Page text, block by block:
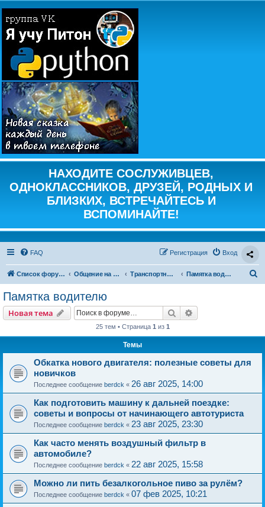
НАХОДИТЕ СОСЛУЖИВЦЕВ,
ОДНОКЛАССНИКОВ, ДРУЗЕЙ, РОДНЫХ И
БЛИЗКИХ, ВСТРЕЧАЙТЕСЬ И
ВСПОМИНАЙТЕ!
FAQ Вход
Регистрация
Список форумов Общение на свободные темы Транспортный вопрос. АвтоФорум Памятка водителю
Памятка водителю
Новая тема Поиск
25 тем • Страница 1 из 1
Темы
Обкатка нового двигателя: полезные советы для
новичков
Последнее сообщение berdck « 26 авг 2025, 14:00
Как подготовить машину к дальней поездке:
советы и вопросы от начинающего автотуриста
Последнее сообщение berdck « 23 авг 2025, 23:30
Как часто менять воздушный фильтр в
автомобиле?
Последнее сообщение berdck « 22 авг 2025, 15:58
Можно ли пить безалкогольное пиво за рулём?
Последнее сообщение berdck « 07 фев 2025, 10:21